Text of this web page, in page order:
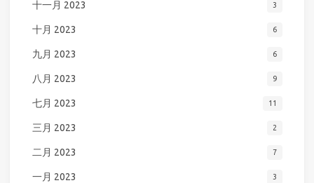
十一月 2023 3
十月 2023 6
九月 2023 6
八月 2023 9
七月 2023 11
三月 2023 2
二月 2023 7
一月 2023 3